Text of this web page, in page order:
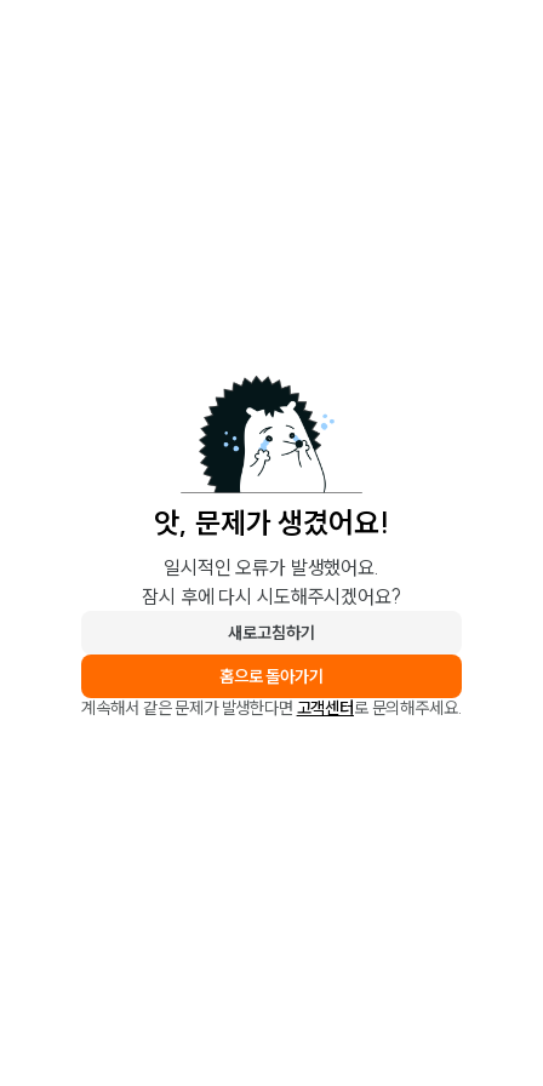
앗, 문제가 생겼어요!
일시적인 오류가 발생했어요.
잠시 후에 다시 시도해주시겠어요?
새로고침하기
홈으로 돌아가기
계속해서 같은 문제가 발생한다면 고객센터로 문의해주세요.